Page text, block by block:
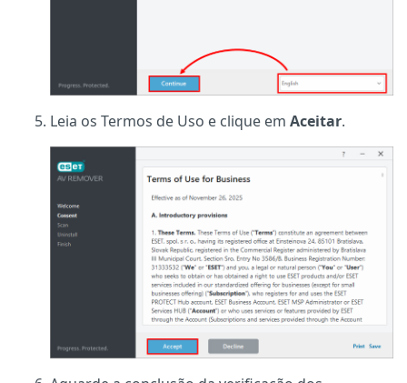
Leia os Termos de Uso e clique em Aceitar.